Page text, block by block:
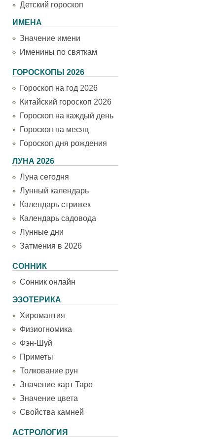
Детский гороскоп
ИМЕНА
Значение имени
Именины по святкам
ГОРОСКОПЫ 2026
Гороскоп на год 2026
Китайский гороскоп 2026
Гороскоп на каждый день
Гороскоп на месяц
Гороскоп дня рождения
ЛУНА 2026
Луна сегодня
Лунный календарь
Календарь стрижек
Календарь садовода
Лунные дни
Затмения в 2026
СОННИК
Сонник онлайн
ЭЗОТЕРИКА
Хиромантия
Физиогномика
Фэн-Шуй
Приметы
Толкование рун
Значение карт Таро
Значение цвета
Свойства камней
АСТРОЛОГИЯ